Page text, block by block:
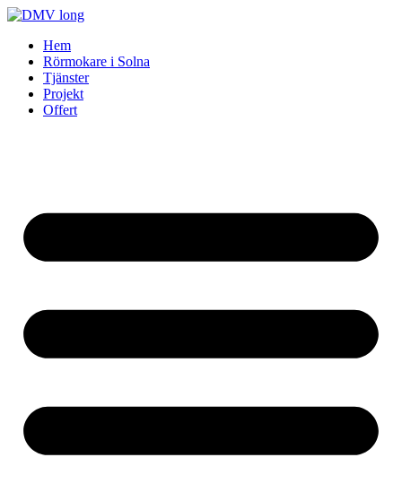
Skip
contentHem
Rörmokare i Solna
Tjänster
Projekt
Offert